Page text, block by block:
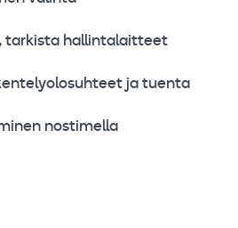
tarkista hallintalaitteet
ja tuenta
nostimella